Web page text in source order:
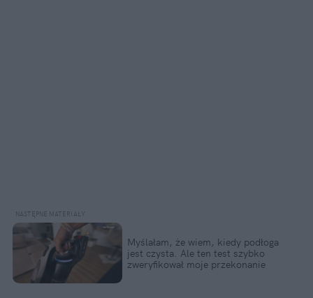
Myślałam, że wiem, kiedy podłoga
jest czysta. Ale ten test szybko
zweryfikował moje przekonanie